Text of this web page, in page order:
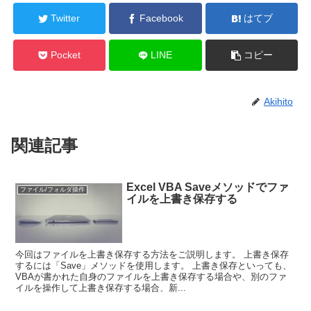
Twitter Facebook はてブ
Pocket LINE コピー
Akihito
関連記事
ファイル/フォルダ操作
Excel VBA Saveメソッドでファ
イルを上書き保存する
今回はファイルを上書き保存する方法をご説明します。 上書き保存
するには「Save」メソッドを使用します。 上書き保存といっても、
VBAが書かれた自身のファイルを上書き保存する場合や、別のファ
イルを操作して上書き保存する場合、新...